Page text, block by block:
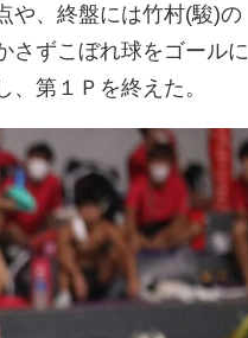
や、終盤には竹村(駿)の
さずこぼれ球をゴールに
第１Ｐを終えた。